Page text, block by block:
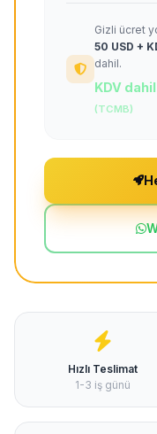
Gizli ücret
50 USD +
dahil.
KDV
(TCMB)
Hızlı Teslimat
1-3 iş günü